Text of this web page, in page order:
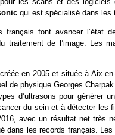
qui est spécialisé dans les
font avancer l’état
traitement de l’image. Les
en 2005 et située à Aix-
de physique Georges
d’ultrasons pour
du sein et à détecter
avec un résultat net
dans les records français.